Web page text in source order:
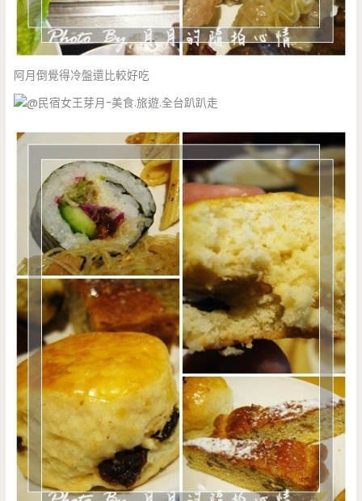
阿月倒覺得冷盤還比較好吃